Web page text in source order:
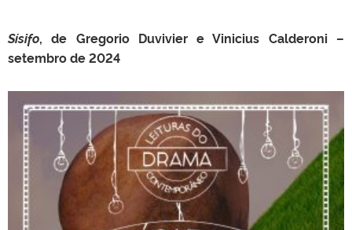
Sísifo, de Gregorio Duvivier e Vinicius Calderoni –
setembro de 2024